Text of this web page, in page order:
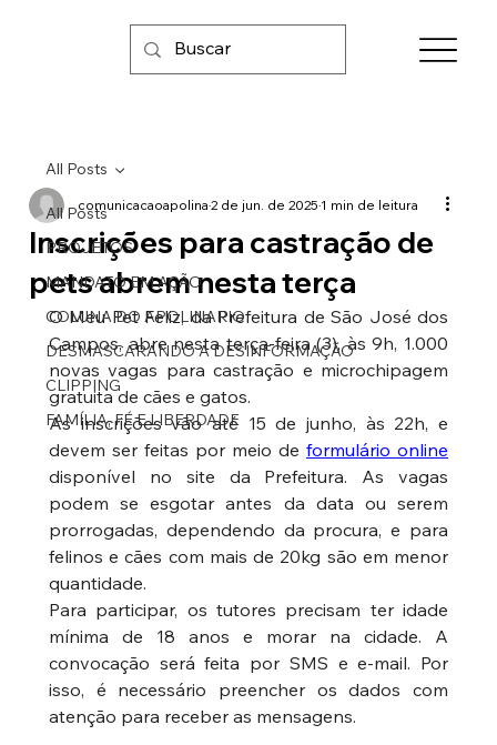
All Posts
PROJETOS
MANDATO EM AÇÃO
COLUNA DO APOLINARIO
DESMASCARANDO A DESINFORMAÇÃO
CLIPPING
FAMÍLIA, FÉ E LIBERDADE
All Posts
Inscrições para castração de
pets abrem nesta terça
comunicacaoapolina2 de jun. de 20251 min de leitura
O Meu Pet Feliz, da Prefeitura de São José dos
Campos, abre nesta terça-feira (3), às 9h, 1.000
novas vagas para castração e microchipagem
gratuita de cães e gatos.
As inscrições vão até 15 de junho, às 22h, e
devem ser feitas por meio de formulário online
disponível no site da Prefeitura. As vagas
podem se esgotar antes da data ou serem
prorrogadas, dependendo da procura, e para
felinos e cães com mais de 20kg são em menor
quantidade.
Para participar, os tutores precisam ter idade
mínima de 18 anos e morar na cidade. A
convocação será feita por SMS e e-mail. Por
isso, é necessário preencher os dados com
atenção para receber as mensagens.